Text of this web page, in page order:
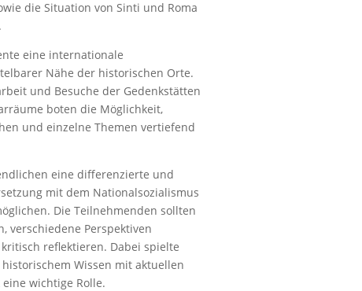
die Situation von Sinti und Roma
eine internationale
Nähe der historischen Orte.
und Besuche der Gedenkstätten
boten die Möglichkeit,
und einzelne Themen vertiefend
eine differenzierte und
mit dem Nationalsozialismus
Die Teilnehmenden sollten
verschiedene Perspektiven
reflektieren. Dabei spielte
Wissen mit aktuellen
wichtige Rolle.